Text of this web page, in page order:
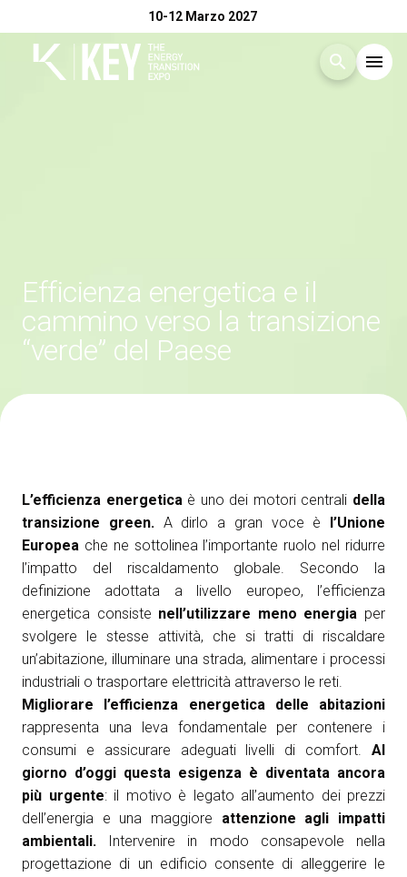
10-12 Marzo 2027
search menu
Catalogo Espositori 2026
Eventi
Prenota il tuo spazio
ESPONI A KEY27 arrow_circle_right
Efficienza energetica e il
cammino verso la transizione
“verde” del Paese
L’efficienza energeticaè uno dei motori centrali della
transizione green.A dirlo a gran voce è l’Unione
Europea che ne sottolinea l’importante ruolo nel ridurre
l’impatto del riscaldamento globale. Secondo la
definizione adottata a livello europeo, l’efficienza
energetica consiste nell’utilizzare meno energia per
svolgere le stesse attività, che si tratti di riscaldare
un’abitazione, illuminare una strada, alimentare i processi
industriali o trasportare elettricità attraverso le reti.
Migliorare l’efficienza energetica delle abitazioni
rappresenta una leva fondamentale per contenere i
consumi e assicurare adeguati livelli di comfort. Al
giorno d’oggi questa esigenza è diventata ancora
più urgente: il motivo è legato all’aumento dei prezzi
dell’energia e una maggiore attenzione agli impatti
ambientali. Intervenire in modo consapevole nella
progettazione di un edificio consente di alleggerire le